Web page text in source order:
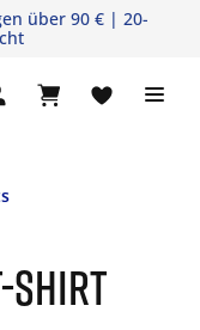
über 90 € | 20-
SHIRT